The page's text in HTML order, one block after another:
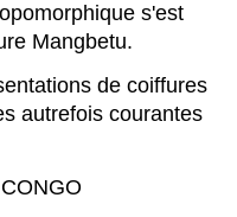
s'est
Mangbetu.
de coiffures
autrefois courantes